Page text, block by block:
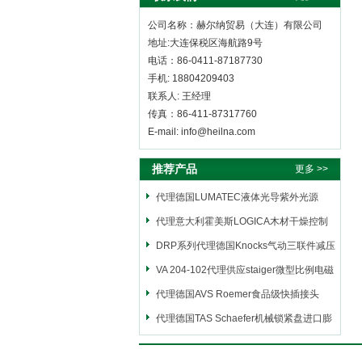
公司名称：赫尔纳贸易（大连）有限公司
地址:大连保税区海航路9号
电话：86-0411-87187730
手机: 18804209403
联系人: 王经理
传真：86-411-87317760
E-mail: info@heilna.com
推荐产品 更多 >>
代理德国LUMATEC液体光导紫外光源
代理意大利霍美斯LOGICA木材干燥控制
仪
DRP系列代理德国Knocks气动三联件减压
阀
VA 204-102代理供应staiger微型比例电磁
阀
代理德国AVS Roemer食品级快插接头
代理德国TAS Schaefer机械锁紧盘进口膨
胀套